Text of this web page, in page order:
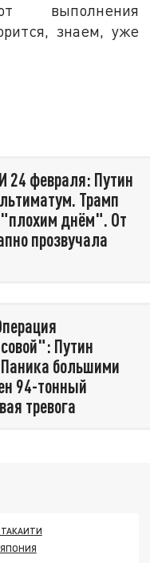
выполнения
знаем, уже
24 февраля: Путин
Трамп
"плохим днём". От
прозвучала
Путин
большими
94-тонный
тревога
ЯПОНИЯ